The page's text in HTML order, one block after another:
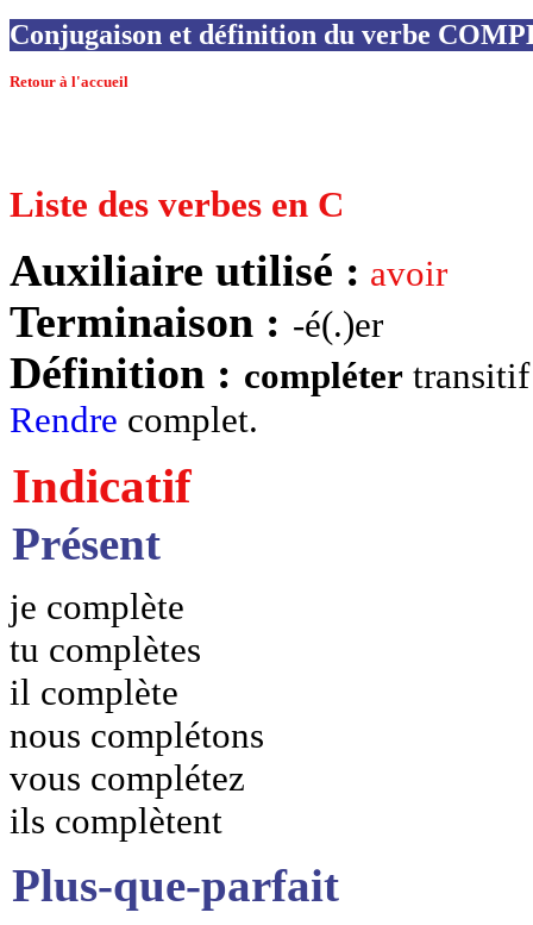
Conjugaison et définition du verbe
Retour à l'accueil
Liste des verbes en C
Auxiliaire utilisé : avoir
Terminaison : -é(.)er
Définition : compléter
Rendre complet.
Indicatif
Présent
je complète
tu complètes
il complète
nous complétons
vous complétez
ils complètent
Plus-que-parfait